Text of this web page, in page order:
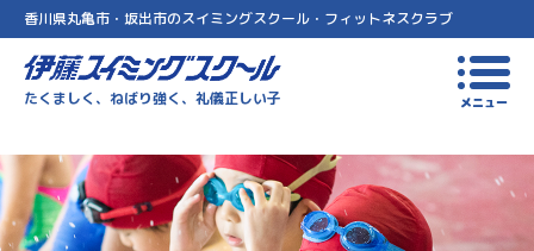
香川県丸亀市・坂出市のスイミングスクール・フィットネスクラブ
伊藤スイミングスクール
たくましく、ねばり強く、礼儀正しい子 メニュー